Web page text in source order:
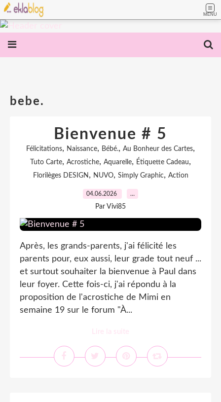
MENU
bebe.
Bienvenue # 5
Félicitations, Naissance, Bébé., Au Bonheur des Cartes,
Tuto Carte, Acrostiche, Aquarelle, Étiquette Cadeau,
Florilèges DESIGN , NUVO, Simply Graphic, Action
04.06.2026 …
Par Vivi85
Après, les grands-parents, j'ai félicité les
parents pour, eux aussi, leur grade tout neuf ...
et surtout souhaiter la bienvenue à Paul dans
leur foyer. Cette fois-ci, j'ai répondu à la
proposition de l'acrostiche de Mimi en
semaine 19 sur le forum "À...
Lire la suite